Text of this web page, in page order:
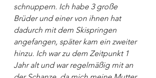
schnuppern. Ich habe 3 große
Brüder und einer von ihnen hat
dadurch mit dem Skispringen
angefangen, später kam ein zweiter
hinzu. Ich war zu dem Zeitpunkt 1
Jahr alt und war regelmäßig mit an